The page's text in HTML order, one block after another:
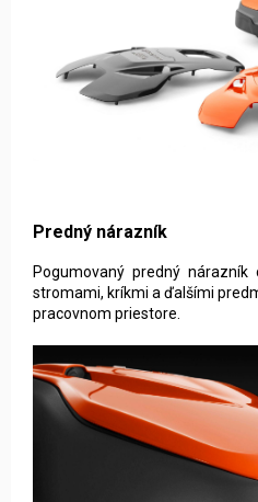
Predný nárazník
Pogumovaný predný nárazník
stromami, kríkmi a ďalšími
pracovnom priestore.